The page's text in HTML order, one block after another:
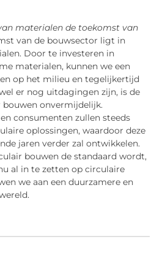
materialen de toekomst van
van de bouwsector ligt in
Door te investeren in
materialen, kunnen we een
op het milieu en tegelijkertijd
er nog uitdagingen zijn, is de
onvermijdelijk.
consumenten zullen steeds
oplossingen, waardoor deze
jaren verder zal ontwikkelen.
bouwen de standaard wordt,
al in te zetten op circulaire
we aan een duurzamere en